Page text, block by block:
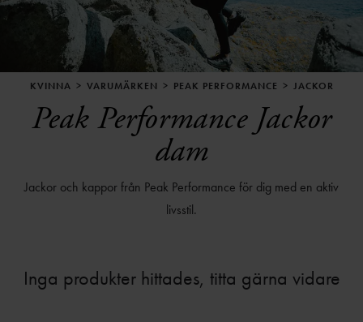
KVINNA VARUMÄRKEN PEAK PERFORMANCE JACKOR
Peak Performance Jackor
dam
Jackor och kappor från Peak Performance för dig med en aktiv
livsstil.
Inga produkter hittades, titta gärna vidare